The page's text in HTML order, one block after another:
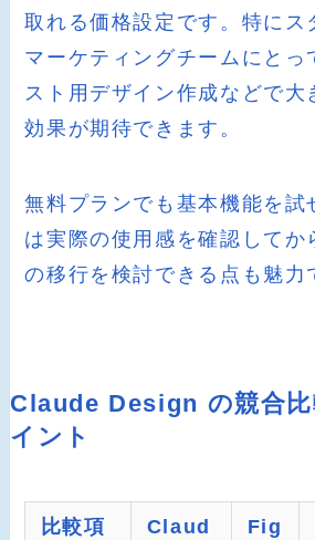
取れる価格設定です。特にス
マーケティングチームにとっ
スト用デザイン作成などで大
効果が期待できます。
無料プランでも基本機能を試
は実際の使用感を確認してか
の移行を検討できる点も魅力
Claude Design の競合比
イント
比較項
Claud
Fig